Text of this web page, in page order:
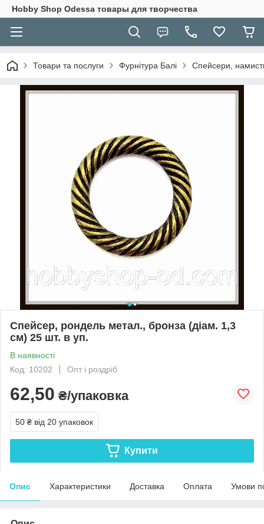
Hobbу Shop Odessa товары для творчества
Товари та послуги Фурнітура Балі Спейсери,
Спейсер, рондель метал., бронза (діам. 1,3
см) 25 шт. в уп.
В наявності
Код: 10202
Опт і роздріб
62,50 ₴/упаковка
50 ₴ від 20 упаковок
Купити
Опис Характеристики Доставка Оплата Умови